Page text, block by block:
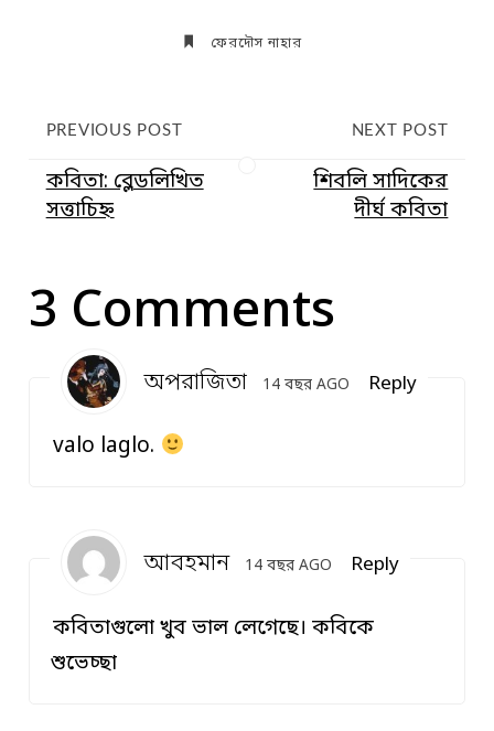
ফেরদৌস নাহার
PREVIOUS POST
কবিতা: ব্লেডলিখিত
সত্তাচিহ্ন
NEXT POST
শিবলি সাদিকের
দীর্ঘ কবিতা
3 Comments
অপরাজিতা 14 বছর AGO Reply
valo laglo.
আবহমান 14 বছর AGO Reply
কবিতাগুলো খুব ভাল লেগেছে। কবিকে
শুভেচ্ছা